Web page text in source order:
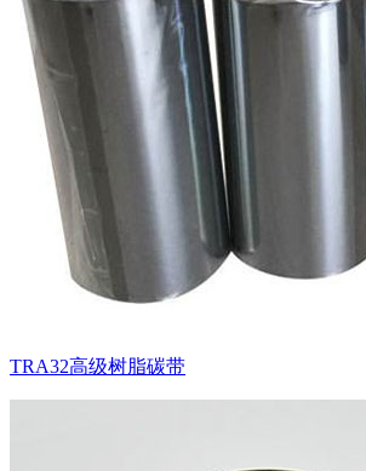
TRA32高级树脂碳带